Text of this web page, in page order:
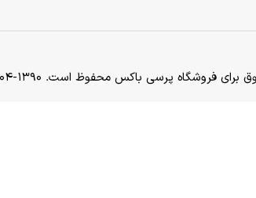
فروشگاه پرسی باکس محفوظ است. 1390-1404